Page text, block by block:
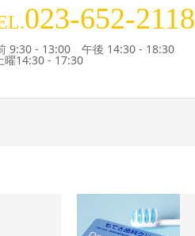
023-652-2118
9:30 - 13:00 午後 14:30 - 18:30
14:30 - 17:30